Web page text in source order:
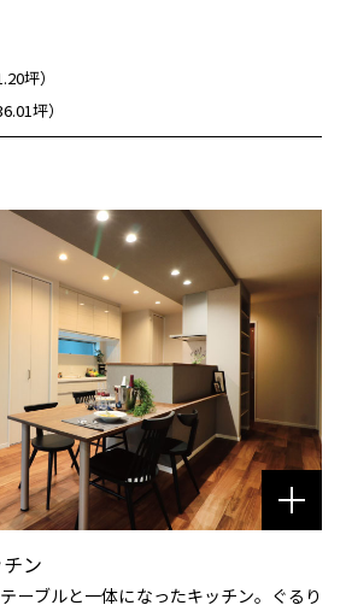
坪）
坪）
ン
ーブルと一体になったキッチン。ぐるり